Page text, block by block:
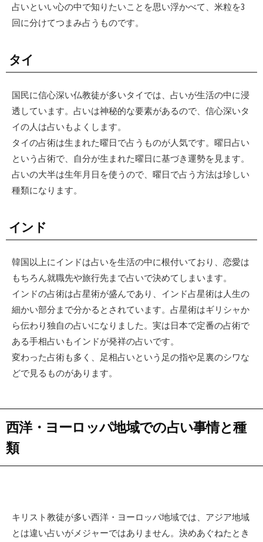
占いといい心の中で知りたいことを思い浮かべて、米粒を3
回に分けてつまみ占うものです。
タイ
国民に信心深い仏教徒が多いタイでは、占いが生活の中に浸
透しています。占いは神秘的な要素があるので、信心深いタ
イの人は占いもよくします。
タイの占術は生まれた曜日で占うものが人気です。曜日占い
という占術で、自分が生まれた曜日に基づき運勢を見ます。
占いの大半は生年月日を使うので、曜日で占う方法は珍しい
種類になります。
インド
韓国以上にインドは占いを生活の中に根付いており、恋愛は
もちろん就職先や旅行先まで占いで決めてしまいます。
インドの占術は占星術が盛んであり、インド占星術は人生の
細かい部分まで分かるとされています。占星術はギリシャか
ら伝わり独自の占いになりました。実は日本で定番の占術で
ある手相占いもインドが発祥の占いです。
変わった占術も多く、足相占いという足の指や足裏のシワな
どで見るものがあります。
西洋・ヨーロッパ地域での占い事情と種
類
キリスト教徒が多い西洋・ヨーロッパ地域では、アジア地域
とは違い占いがメジャーではありません。決めあぐねたとき